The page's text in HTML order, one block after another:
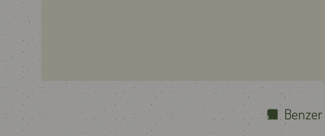
NOT : Kargo şirketimiz Cumartesi günü 12:00'a kadar çalışmaktadır. Pazar günü ise
Her ne kadar gerekli tüm önlemler alınsa da, paketleme veya teslimat sürecinde
numaramızdan bizimle paylaşabilirsiniz.